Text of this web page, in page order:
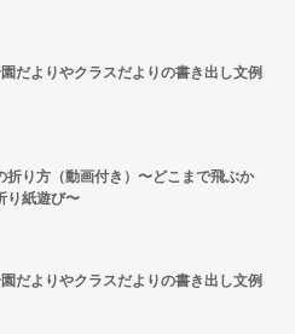
だよりやクラスだよりの書き出し文例
折り方（動画付き）〜どこまで飛ぶか
り紙遊び〜
だよりやクラスだよりの書き出し文例